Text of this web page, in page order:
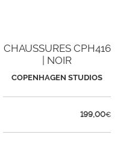
CHAUSSURES CPH416
| NOIR
COPENHAGEN STUDIOS
199,00€